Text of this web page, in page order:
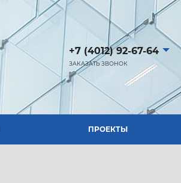
+7 (4012) 92-67-64
ЗАКАЗАТЬ ЗВОНОК
ПРОЕКТЫ
ПРОЕКТЫ